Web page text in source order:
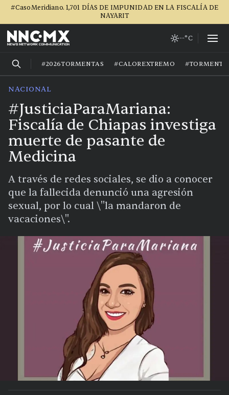
#CasoMeridiano. 1,701 DÍAS DE IMPUNIDAD EN LA FISCALÍA DE
NAYARIT
--°C
#2026TORMENTAS #CALOREXTREMO
NACIONAL
#JusticiaParaMariana:
Fiscalía de Chiapas investiga
muerte de pasante de
Medicina
A través de redes sociales, se dio a conocer
que la fallecida denunció una agresión
sexual, por lo cual \"la mandaron de
vacaciones\".